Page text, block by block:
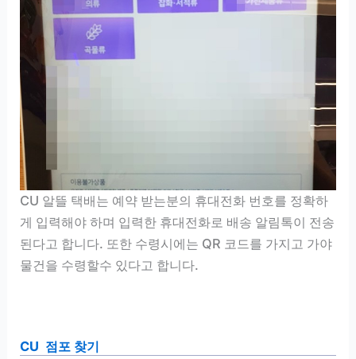
CU 알뜰 택배는 예약 받는분의 휴대전화 번호를 정확하
게 입력해야 하며 입력한 휴대전화로 배송 알림톡이 전송
된다고 합니다. 또한 수령시에는 QR 코드를 가지고 가야
물건을 수령할수 있다고 합니다.
CU 점포 찾기